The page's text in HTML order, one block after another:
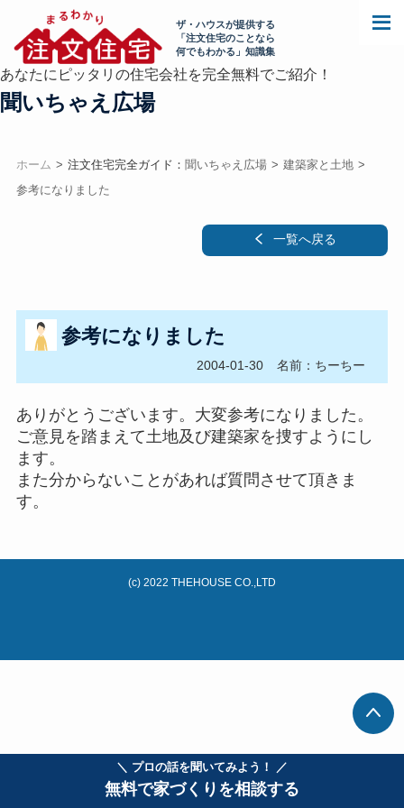
＼ プロの話を聞いてみよう！ ／
無料で家づくりを相談する
ザ・ハウスが提供する
「注文住宅のことなら
何でもわかる」知識集
あなたにピッタリの住宅会社を完全無料でご紹介！
聞いちゃえ広場
ホーム 注文住宅完全ガイド： 聞いちゃえ広場
建築家と土地
参考になりました
一覧へ戻る
参考になりました
2004-01-30 名前：ちーちー
ありがとうございます。大変参考になりました。
ご意見を踏まえて土地及び建築家を捜すようにし
ます。
また分からないことがあれば質問させて頂きま
す。
(c) 2022 THEHOUSE CO.,LTD